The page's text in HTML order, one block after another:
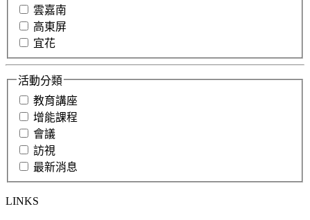
雲嘉南
高東屏
宜花
活動分類
教育講座
增能課程
會議
訪視
最新消息
LINKS